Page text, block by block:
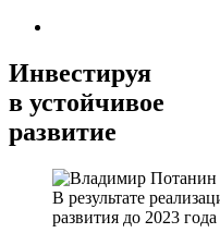
Инвестируя
в устойчивое
развитие
В результате
развития до 2023